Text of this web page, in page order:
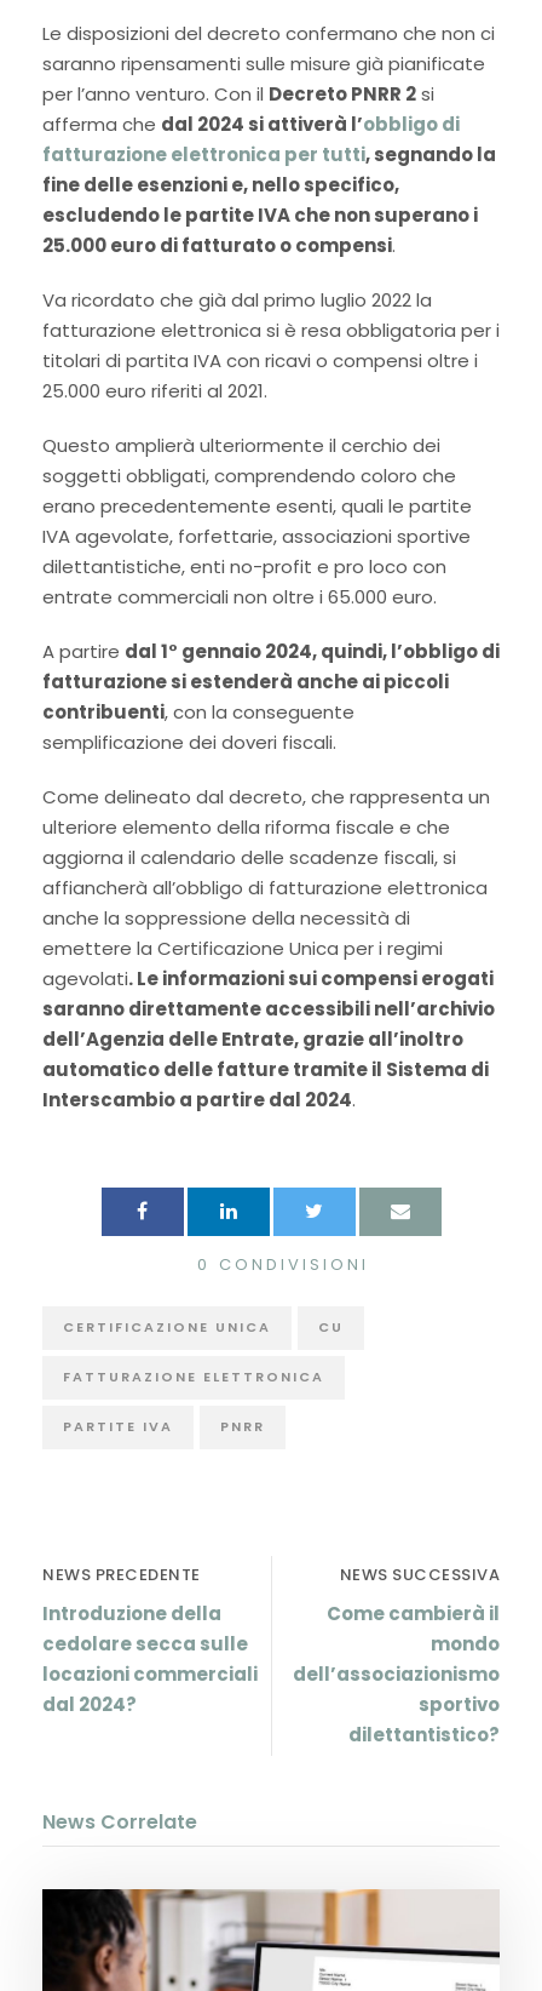
Le disposizioni del decreto confermano che non ci
saranno ripensamenti sulle misure già pianificate
per l’anno venturo. Con il Decreto PNRR 2si
afferma che dal 2024 si attiverà l’obbligo di
fatturazione elettronica per tutti, segnando la
fine delle esenzioni e, nello specifico,
escludendo le partite IVA che non superano i
25.000 euro di fatturato o compensi.
Va ricordato che già dal primo luglio 2022 la
fatturazione elettronica si è resa obbligatoria per i
titolari di partita IVA con ricavi o compensi oltre i
25.000 euro riferiti al 2021.
Questo amplierà ulteriormente il cerchio dei
soggetti obbligati, comprendendo coloro che
erano precedentemente esenti, quali le partite
IVA agevolate, forfettarie, associazioni sportive
dilettantistiche, enti no-profit e pro loco con
entrate commerciali non oltre i 65.000 euro.
A partire dal 1° gennaio 2024, quindi, l’obbligo di
fatturazione si estenderà anche ai piccoli
contribuenti, con la conseguente
semplificazione dei doveri fiscali.
Come delineato dal decreto, che rappresenta un
ulteriore elemento della riforma fiscale e che
aggiorna il calendario delle scadenze fiscali, si
affiancherà all’obbligo di fatturazione elettronica
anche la soppressione della necessità di
emettere la Certificazione Unica per i regimi
agevolati. Le informazioni sui compensi erogati
saranno direttamente accessibili nell’archivio
dell’Agenzia delle Entrate, grazie all’inoltro
automatico delle fatture tramite il Sistema di
Interscambio a partire dal 2024.
0 CONDIVISIONI
CERTIFICAZIONE UNICA CU
FATTURAZIONE ELETTRONICA
PARTITE IVA PNRR
NEWS PRECEDENTE
Introduzione della
cedolare secca sulle
locazioni commerciali
dal 2024?
NEWS SUCCESSIVA
Come cambierà il
mondo
dell’associazionismo
sportivo
dilettantistico?
News Correlate